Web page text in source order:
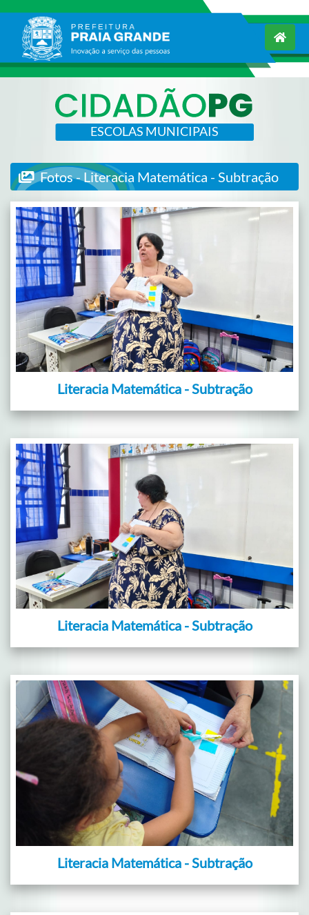
ESCOLAS MUNICIPAIS
Fotos - Literacia Matemática - Subtração
Literacia Matemática - Subtração
Literacia Matemática - Subtração
Literacia Matemática - Subtração